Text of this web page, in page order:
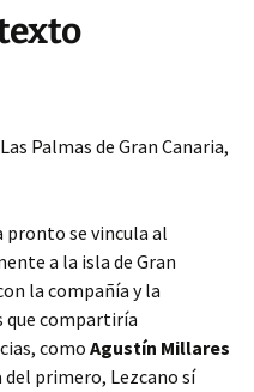
Palmas de Gran Canaria,
pronto se vincula al
a la isla de Gran
la compañía y la
que compartiría
comoAgustín Millares
del primero, Lezcano sí